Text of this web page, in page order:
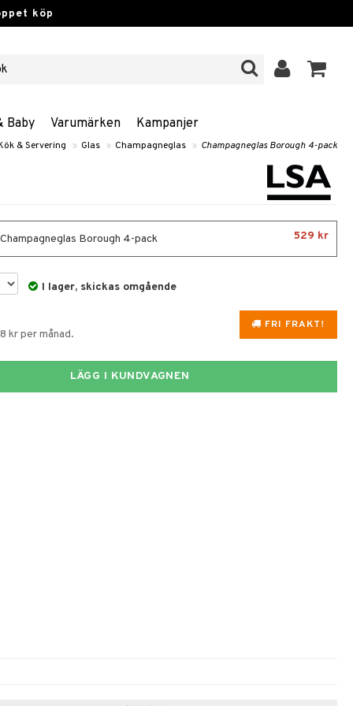
köp
Baby Varumärken Kampanjer
& Servering » Glas » Champagneglas » Champagneglas Borough 4-pack
Borough 4-pack 529 kr
I lager, skickas omgående
FRI FRAKT!
kr per månad.
LÄGG I KUNDVAGNEN